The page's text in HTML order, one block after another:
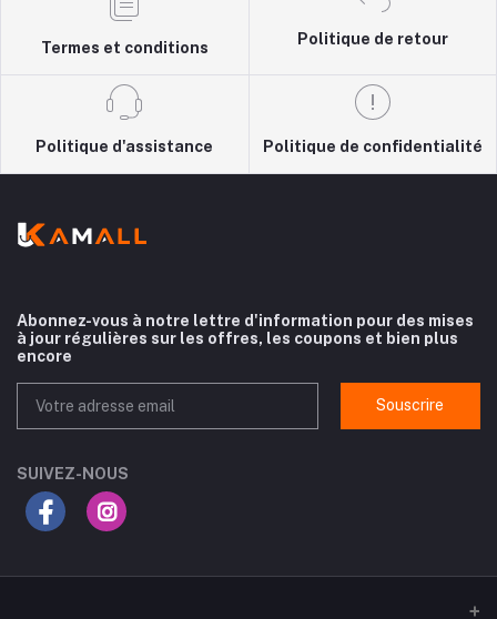
Termes et conditions
Politique de retour
Politique d'assistance Politique de confidentialité
Abonnez-vous à notre lettre d'information pour des mises
à jour régulières sur les offres, les coupons et bien plus
encore
Souscrire
SUIVEZ-NOUS